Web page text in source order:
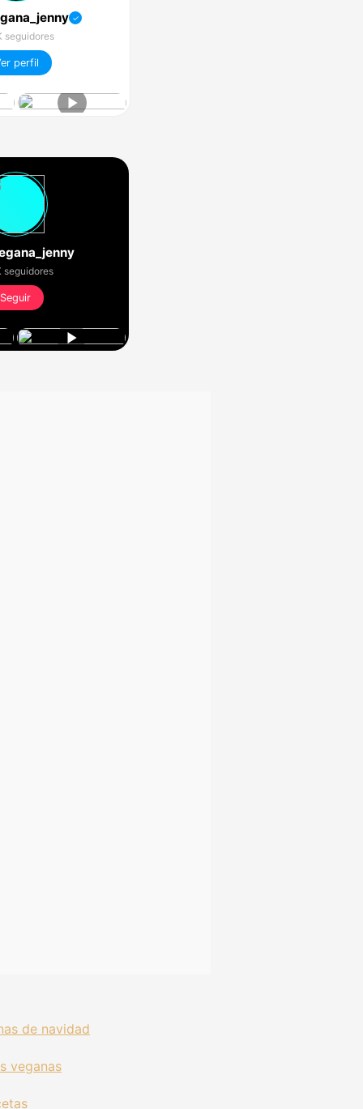
✓
seguidores
perfil
seguidores
Seguir